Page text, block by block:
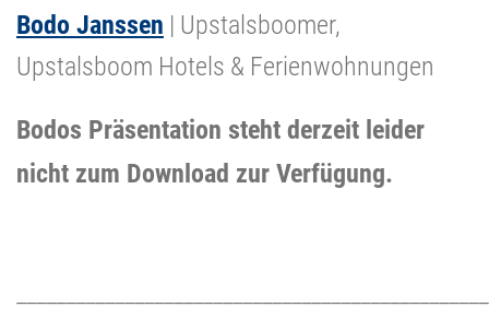
Bodo Janssen | Upstalsboomer,
Upstalsboom Hotels & Ferienwohnungen
Bodos Präsentation steht derzeit leider
nicht zum Download zur Verfügung.